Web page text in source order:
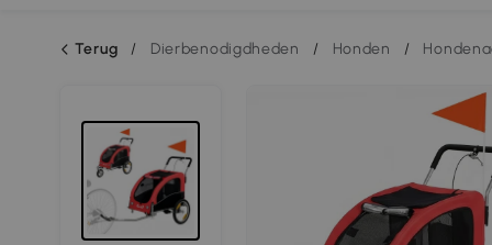
Terug / Dierbenodigdheden / Honden /